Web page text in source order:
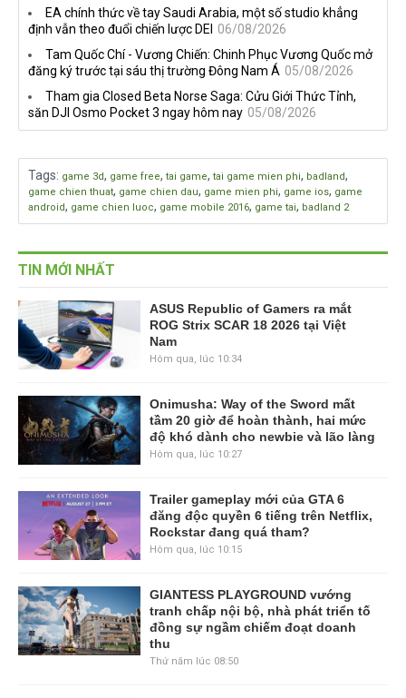
EA chính thức về tay Saudi Arabia, một số studio khẳng
định vẫn theo đuổi chiến lược DEI
06/08/2026
Tam Quốc Chí - Vương Chiến: Chinh Phục Vương Quốc mở
đăng ký trước tại sáu thị trường Đông Nam Á 05/08/2026
Tham gia Closed Beta Norse Saga: Cửu Giới Thức Tỉnh,
săn DJI Osmo Pocket 3 ngay hôm nay 05/08/2026
Tags: game 3d, game free, tai game, tai game mien phi, badland,
game chien thuat, game chien dau, game mien phi, game ios, game
android, game chien luoc, game mobile 2016, game tai, badland 2
TIN MỚI NHẤT
ASUS Republic of Gamers ra mắt
ROG Strix SCAR 18 2026 tại Việt
Nam
Hôm qua, lúc 10:34
Onimusha: Way of the Sword mất
tầm 20 giờ để hoàn thành, hai mức
độ khó dành cho newbie và lão làng
Hôm qua, lúc 10:27
Trailer gameplay mới của GTA 6
đăng độc quyền 6 tiếng trên Netflix,
Rockstar đang quá tham?
Hôm qua, lúc 10:15
GIANTESS PLAYGROUND vướng
tranh chấp nội bộ, nhà phát triển tố
đồng sự ngầm chiếm đoạt doanh
thu
Thứ năm lúc 08:50